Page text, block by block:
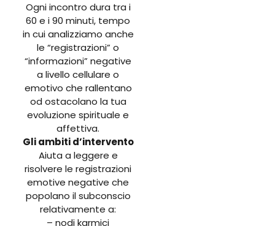
Ogni incontro dura tra i
60 e i 90 minuti, tempo
in cui analizziamo anche
le “registrazioni” o
“informazioni” negative
a livello cellulare o
emotivo che rallentano
od ostacolano la tua
evoluzione spirituale e
affettiva.
Gli ambiti d’intervento
Aiuta a leggere e
risolvere le registrazioni
emotive negative che
popolano il subconscio
relativamente a:
– nodi karmici